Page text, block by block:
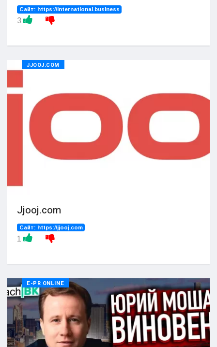
Сайт: https://international.business
3
JJOOJ.COM
Jjooj.com
Сайт: https://jjooj.com
1
E-PR ONLINE